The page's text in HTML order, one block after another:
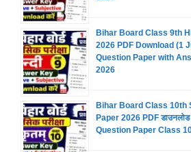
Bihar Board Class 9th
2026 PDF Download (1
Question Paper with
2026
Bihar Board Class 10th
Paper 2026 PDF
Question Paper Class 10